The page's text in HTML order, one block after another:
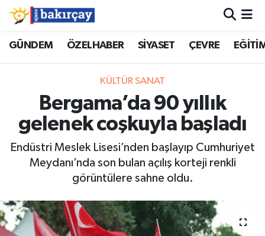
GÜNDEM ÖZELHABER SİYASET ÇEVRE
KÜLTÜR SANAT
Bergama’da 90 yıllık
gelenek coşkuyla başladı
Endüstri Meslek Lisesi’nden başlayıp Cumhuriyet
Meydanı’nda son bulan açılış korteji renkli
görüntülere sahne oldu.
İzmir Nöbetçi Eczaneler
İzmir Hava Durumu
İzmir Namaz Vakitleri
İzmir Trafik Yoğunluk Haritası
Süper Lig Puan Durumu ve Fikstür
Son Dakika Haberleri